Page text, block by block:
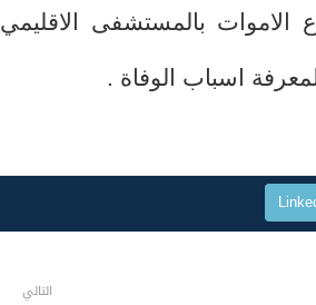
الاموات بالمستشفى الاقليمي
اسباب الوفاة .
التالي